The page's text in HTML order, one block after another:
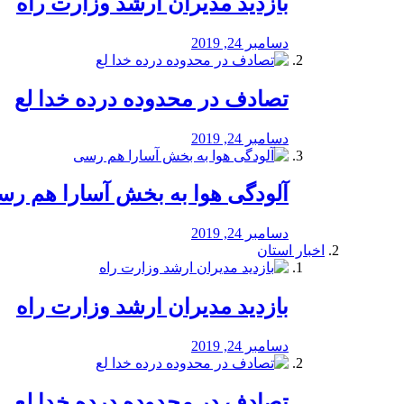
دسامبر 24, 2019
تصادف در محدوده درده خدا لع
دسامبر 24, 2019
آلودگی هوا به بخش آسارا هم
دسامبر 24, 2019
اخبار استان
بازدید مدیران ارشد وزارت راه
دسامبر 24, 2019